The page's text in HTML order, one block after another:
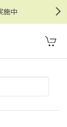
施中